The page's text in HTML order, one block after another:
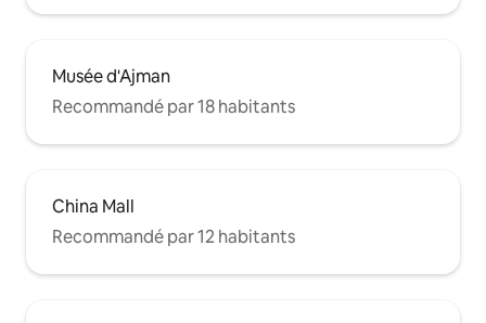
Musée d'Ajman
Recommandé par 18 habitants
China Mall
Recommandé par 12 habitants